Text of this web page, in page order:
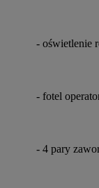
- oświetlenie
- fotel
- 4 pary